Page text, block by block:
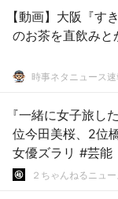
【動画】大阪『す
のお茶を直飲みと
時事ネタニュース速
『一緒に女子旅し
位今田美桜、2位
女優ズラリ #芸能
２ちゃんねるニュ